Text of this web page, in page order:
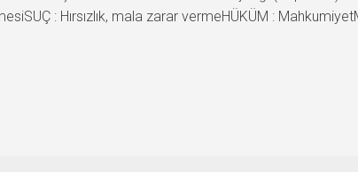
: Hırsızlık, mala zarar vermeHÜKÜM :